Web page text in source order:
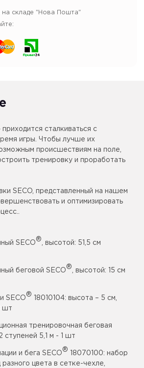
складе "Нова Пошта"
сталкиваться с
игры. Чтобы лучше их
происшествиям на поле,
тренировку и проработать
SECO, представленный на нашем
и оптимизировать
SECO
®
, высотой: 51,5 см
беговой SECO
®
, высотой: 15 см
SECO
®
18010104: высота – 5 см,
шт
тренировочная беговая
ступеней 5,1 м - 1 шт
и бега SECO
®
18070100: набор
разного цвета в сетке-чехле,